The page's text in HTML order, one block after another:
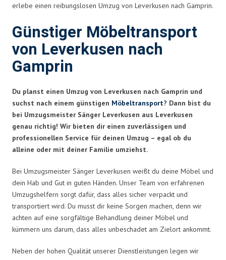
erlebe einen reibungslosen Umzug von Leverkusen nach Gamprin.
Günstiger Möbeltransport
von Leverkusen nach
Gamprin
Du planst einen Umzug von Leverkusen nach Gamprin und
suchst nach einem günstigen Möbeltransport? Dann bist du
bei Umzugsmeister Sänger Leverkusen aus Leverkusen
genau richtig! Wir bieten dir einen zuverlässigen und
professionellen Service für deinen Umzug – egal ob du
alleine oder mit deiner Familie umziehst.
Bei Umzugsmeister Sänger Leverkusen weißt du deine Möbel und
dein Hab und Gut in guten Händen. Unser Team von erfahrenen
Umzugshelfern sorgt dafür, dass alles sicher verpackt und
transportiert wird. Du musst dir keine Sorgen machen, denn wir
achten auf eine sorgfältige Behandlung deiner Möbel und
kümmern uns darum, dass alles unbeschadet am Zielort ankommt.
Neben der hohen Qualität unserer Dienstleistungen legen wir